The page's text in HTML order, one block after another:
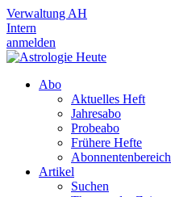
Verwaltung AH
Intern
anmelden
Abo
Aktuelles Heft
Jahresabo
Probeabo
Frühere Hefte
Abonnentenbereich
Artikel
Suchen